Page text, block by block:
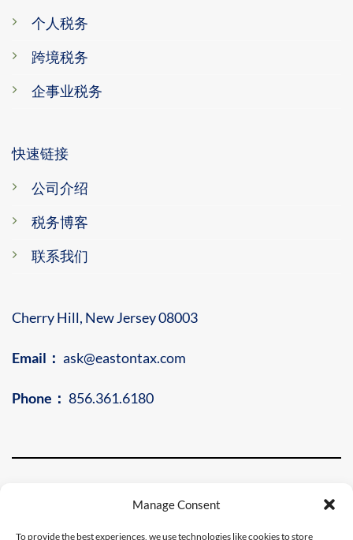
Manage Consent
To provide the best experiences, we use technologies like cookies to store
个人税务
跨境税务
企事业税务
快速链接
公司介绍
税务博客
联系我们
Cherry Hill, New Jersey 08003
Email： ask@eastontax.com
Phone： 856.361.6180